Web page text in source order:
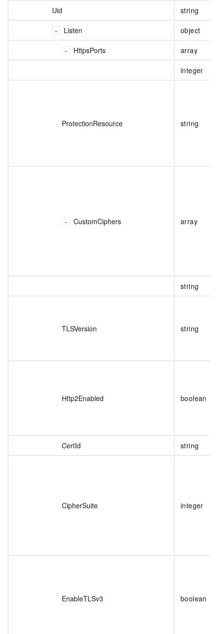
Uid string
Listen object
HttpsPorts array
integer
ProtectionResource string
CustomCiphers array
string
TLSVersion string
Http2Enabled boolean
CertId string
CipherSuite integer
EnableTLSv3 boolean